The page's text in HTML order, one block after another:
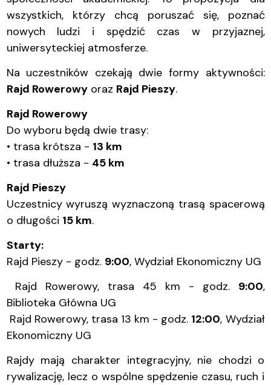
wszystkich, którzy chcą poruszać się, poznać
nowych ludzi i spędzić czas w przyjaznej,
uniwersyteckiej atmosferze.
Na uczestników czekają dwie formy aktywności:
Rajd Rowerowyoraz Rajd Pieszy.
Rajd Rowerowy
Do wyboru będą dwie trasy:
• trasa krótsza - 13 km
• trasa dłuższa - 45 km
Rajd Pieszy
Uczestnicy wyruszą wyznaczoną trasą spacerową
o długości 15 km.
Starty:
Rajd Pieszy - godz. 9:00, Wydział Ekonomiczny UG
Rajd Rowerowy, trasa 45 km - godz. 9:00,
Biblioteka Główna UG
Rajd Rowerowy, trasa 13 km - godz. 12:00, Wydział
Ekonomiczny UG
Rajdy mają charakter integracyjny, nie chodzi o
rywalizację, lecz o wspólne spędzenie czasu, ruch i